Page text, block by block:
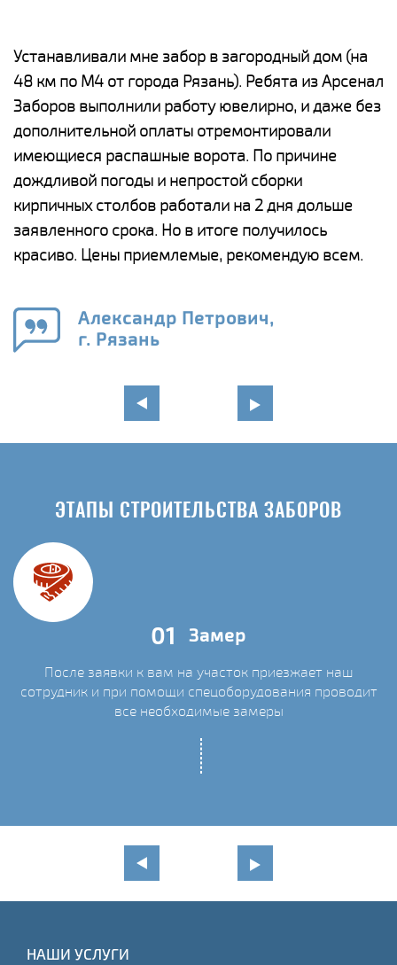
Устанавливали мне забор в загородный дом (на
48 км по М4 от города Рязань). Ребята из Арсенал
Заборов выполнили работу ювелирно, и даже без
дополнительной оплаты отремонтировали
имеющиеся распашные ворота. По причине
дождливой погоды и непростой сборки
кирпичных столбов работали на 2 дня дольше
заявленного срока. Но в итоге получилось
красиво. Цены приемлемые, рекомендую всем.
Александр Петрович,
г. Рязань
ЭТАПЫ СТРОИТЕЛЬСТВА ЗАБОРОВ
01 Замер
После заявки к вам на участок приезжает наш
сотрудник и при помощи спецоборудования проводит
все необходимые замеры
НАШИ УСЛУГИ